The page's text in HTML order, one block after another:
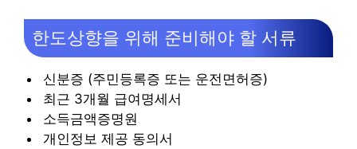
한도상향을 위해 준비해야 할 서류
신분증 (주민등록증 또는 운전면허증)
최근 3개월 급여명세서
소득금액증명원
개인정보 제공 동의서